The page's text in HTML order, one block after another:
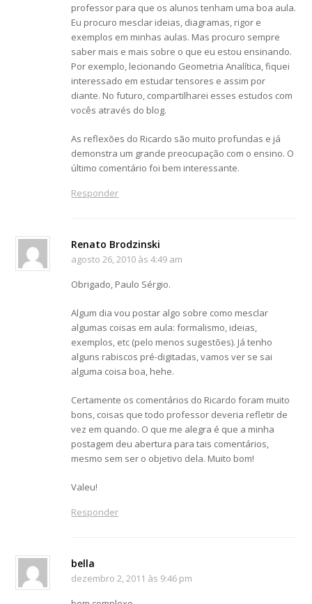
professor para que os alunos tenham uma boa aula.
Eu procuro mesclar ideias, diagramas, rigor e
exemplos em minhas aulas. Mas procuro sempre
saber mais e mais sobre o que eu estou ensinando.
Por exemplo, lecionando Geometria Analítica, fiquei
interessado em estudar tensores e assim por
diante. No futuro, compartilharei esses estudos com
vocês através do blog.
As reflexões do Ricardo são muito profundas e já
demonstra um grande preocupação com o ensino. O
último comentário foi bem interessante.
Responder
Renato Brodzinski
agosto 26, 2010 às 4:49 am
Obrigado, Paulo Sérgio.
Algum dia vou postar algo sobre como mesclar
algumas coisas em aula: formalismo, ideias,
exemplos, etc (pelo menos sugestões). Já tenho
alguns rabiscos pré-digitadas, vamos ver se sai
alguma coisa boa, hehe.
Certamente os comentários do Ricardo foram muito
bons, coisas que todo professor deveria refletir de
vez em quando. O que me alegra é que a minha
postagem deu abertura para tais comentários,
mesmo sem ser o objetivo dela. Muito bom!
Valeu!
Responder
bella
dezembro 2, 2011 às 9:46 pm